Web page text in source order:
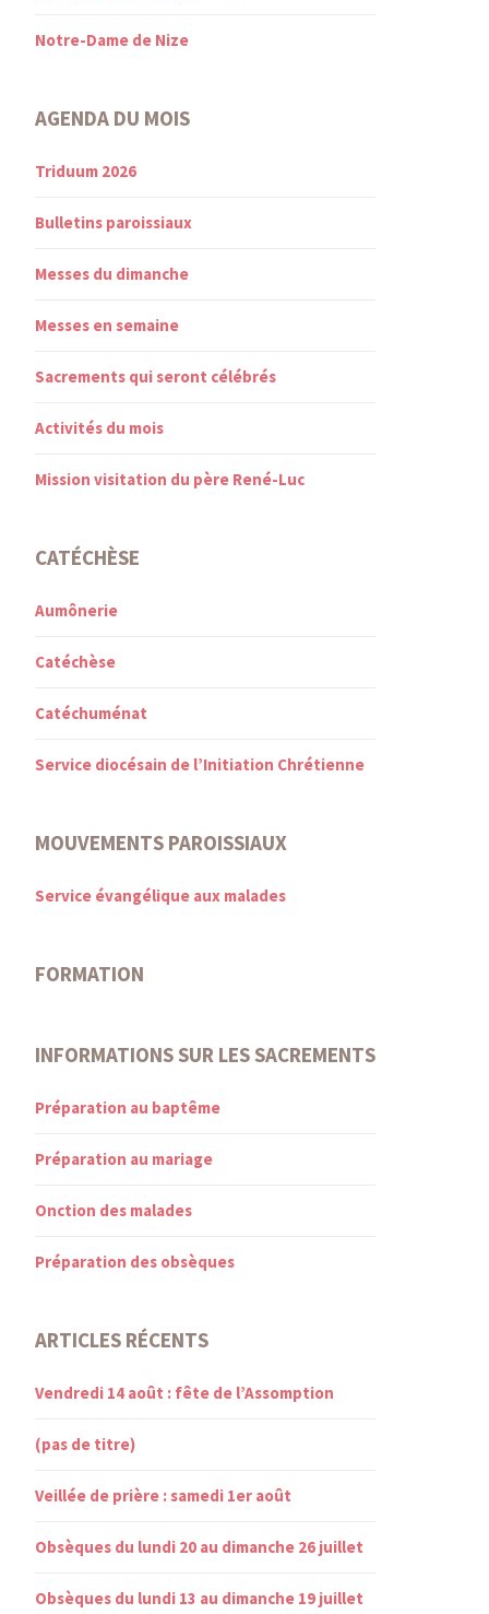
Notre-Dame de Nize
AGENDA DU MOIS
Triduum 2026
Bulletins paroissiaux
Messes du dimanche
Messes en semaine
Sacrements qui seront célébrés
Activités du mois
Mission visitation du père René-Luc
CATÉCHÈSE
Aumônerie
Catéchèse
Catéchuménat
Service diocésain de l’Initiation Chrétienne
MOUVEMENTS PAROISSIAUX
Service évangélique aux malades
FORMATION
INFORMATIONS SUR LES SACREMENTS
Préparation au baptême
Préparation au mariage
Onction des malades
Préparation des obsèques
ARTICLES RÉCENTS
Vendredi 14 août : fête de l’Assomption
(pas de titre)
Veillée de prière : samedi 1er août
Obsèques du lundi 20 au dimanche 26 juillet
Obsèques du lundi 13 au dimanche 19 juillet